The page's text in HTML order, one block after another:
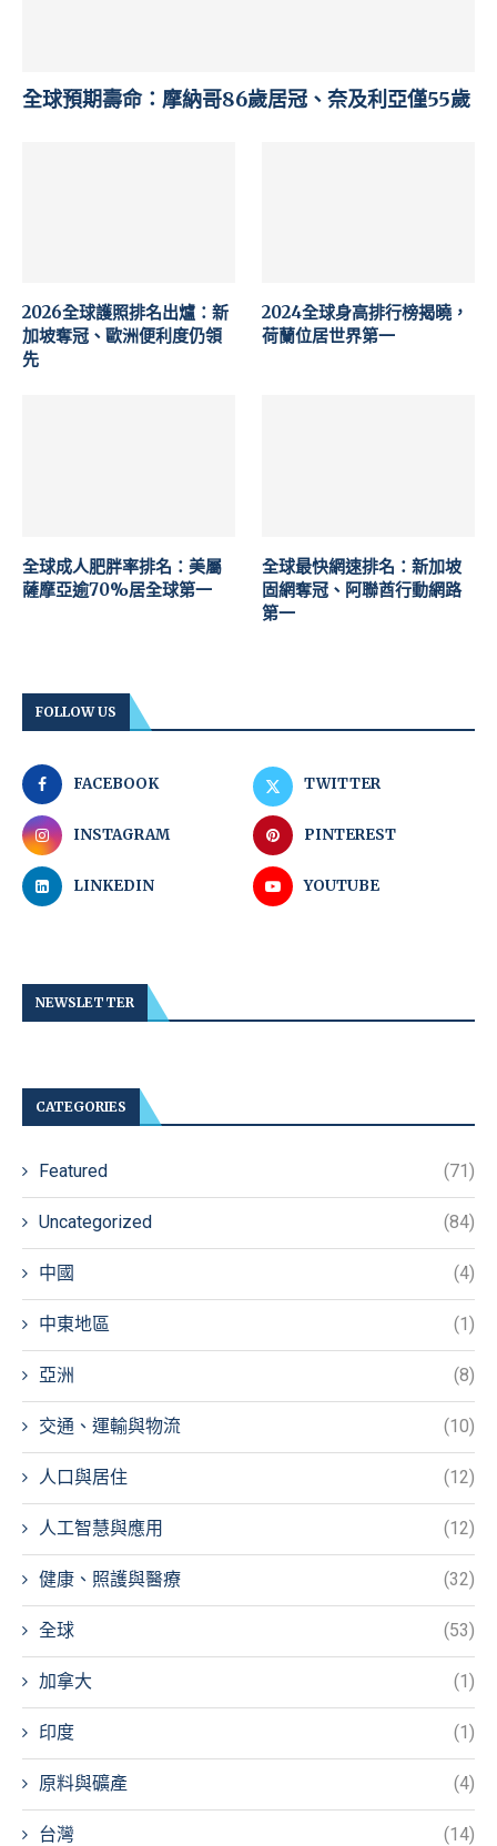
全球預期壽命：摩納哥86歲居冠、奈及利亞僅55歲
2026全球護照排名出爐：新
加坡奪冠、歐洲便利度仍領
先
2024全球身高排行榜揭曉，
荷蘭位居世界第一
全球成人肥胖率排名：美屬
薩摩亞逾70%居全球第一
全球最快網速排名：新加坡
固網奪冠、阿聯酋行動網路
第一
FOLLOW US
FACEBOOK TWITTER
INSTAGRAM PINTEREST
LINKEDIN YOUTUBE
NEWSLETTER
CATEGORIES
Featured (71)
Uncategorized (84)
中國 (4)
中東地區 (1)
亞洲 (8)
交通、運輸與物流 (10)
人口與居住 (12)
人工智慧與應用 (12)
健康、照護與醫療 (32)
全球 (53)
加拿大 (1)
印度 (1)
原料與礦產 (4)
台灣 (14)